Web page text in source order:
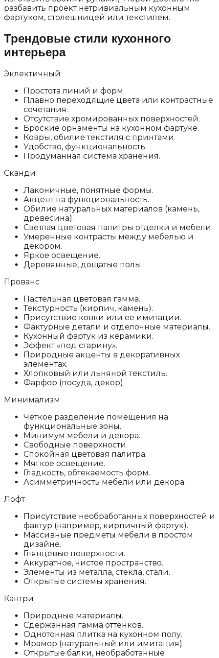
разбавить проект нетривиальным кухонным
фартуком, столешницей или текстилем.
Трендовые стили кухонного
интерьера
Эклектичный
Простота линий и форм.
Плавно переходящие цвета или контрастные
сочетания.
Отсутствие хромированных поверхностей.
Броские орнаменты на кухонном фартуке.
Ковры, обилие текстиля с принтами.
Удобство, функциональность.
Продуманная система хранения.
Сканди
Лаконичные, понятные формы.
Акцент на функциональность.
Обилие натуральных материалов (камень,
древесина).
Светлая цветовая палитры отделки и мебели.
Умеренные контрасты между мебелью и
декором.
Яркое освещение.
Деревянные, дощатые полы.
Прованс
Пастельная цветовая гамма.
Текстурность (кирпич, камень).
Присутствие ковки или ее имитации.
Фактурные детали и отделочные материалы.
Кухонный фартук из керамики.
Эффект «под старину».
Природные акценты в декоративных
элементах.
Хлопковый или льняной текстиль.
Фарфор (посуда, декор).
Минимализм
Четкое разделение помещения на
функциональные зоны.
Минимум мебели и декора.
Свободные поверхности.
Спокойная цветовая палитра.
Мягкое освещение.
Гладкость, обтекаемость форм.
Асимметричность мебели или декора.
Лофт
Присутствие необработанных поверхностей и
фактур (например, кирпичный фартук).
Массивные предметы мебели в простом
дизайне.
Глянцевые поверхности.
Аккуратное, чистое пространство.
Элементы из металла, стекла, стали.
Открытые системы хранения.
Кантри
Природные материалы.
Сдержанная гамма оттенков.
Однотонная плитка на кухонном полу.
Мрамор (натуральный или имитация).
Открытые балки, необработанные